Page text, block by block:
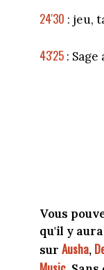
24'30 : jeu,
43'25: Sage
Vous
qu'il y
sur Ausha,